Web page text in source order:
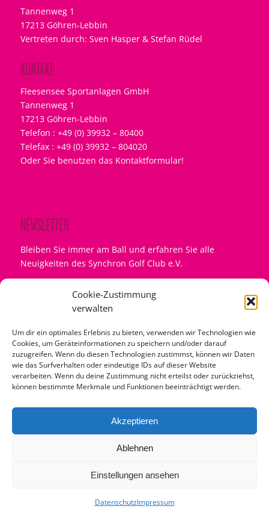
Cookie-Zustimmung
verwalten
Um dir ein optimales Erlebnis zu bieten, verwenden wir Technologien wie
Cookies, um Geräteinformationen zu speichern und/oder darauf
zuzugreifen. Wenn du diesen Technologien zustimmst, können wir Daten
wie das Surfverhalten oder eindeutige IDs auf dieser Website
verarbeiten. Wenn du deine Zustimmung nicht erteilst oder zurückziehst,
können bestimmte Merkmale und Funktionen beeinträchtigt werden.
Akzeptieren
Ablehnen
Einstellungen ansehen
DatenschutzImpressum
Tannenweg 1
17213 Göhren-Lebbin
Vertreten durch: Sven Hasper & Stefan Rüdel
KONTAKT:
Fleesensee Sportanlagen GmbH
Tannenweg 1
17213 Göhren-Lebbin
Telefon : +49 (0) 39932 – 80400
Telefax : +49 (0) 39932 – 804020
Oder Sie benutzen das Kontaktformular!
NEWSLETTER
Bleiben Sie immer am Ball und erfahren Sie alle
Neuigkeiten des Synchron Golf Club e.V.
Emailadresse eingeben...
Mit dem Abonnement akzeptiere ich die
Datenschutzregelungen der SGC Seite
© Copyright - Synchron Golf Club e.V.